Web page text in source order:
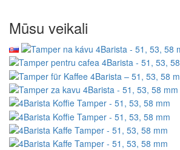
Mūsu veikali